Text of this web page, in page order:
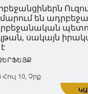
կոյունլուներին